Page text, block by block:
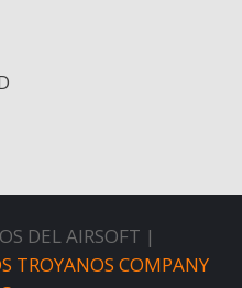
DEL AIRSOFT |
TROYANOS COMPANY